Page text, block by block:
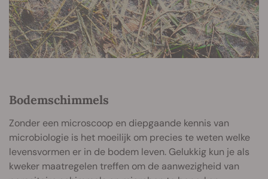
Bodemschimmels
Zonder een microscoop en diepgaande kennis van
microbiologie is het moeilijk om precies te weten welke
levensvormen er in de bodem leven. Gelukkig kun je als
kweker maatregelen treffen om de aanwezigheid van